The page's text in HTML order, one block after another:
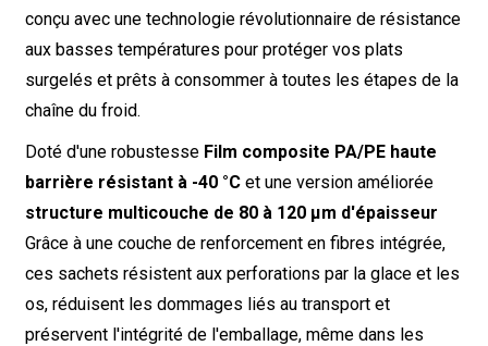
conçu avec une technologie révolutionnaire de résistance
aux basses températures pour protéger vos plats
surgelés et prêts à consommer à toutes les étapes de la
chaîne du froid.
Doté d'une robustesse Film composite PA/PE haute
barrière résistant à -40 °Cet une version améliorée
structure multicouche de 80 à 120 μm d'épaisseur
Grâce à une couche de renforcement en fibres intégrée,
ces sachets résistent aux perforations par la glace et les
os, réduisent les dommages liés au transport et
préservent l'intégrité de l'emballage, même dans les